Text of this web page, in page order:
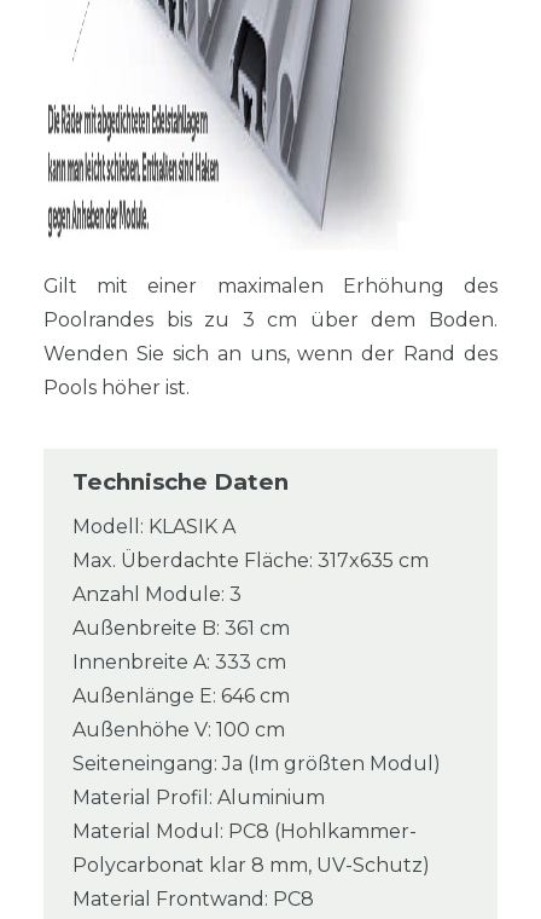
Gilt mit einer maximalen Erhöhung des
Poolrandes bis zu 3 cm über dem Boden.
Wenden Sie sich an uns, wenn der Rand des
Pools höher ist.
Technische Daten
Modell: KLASIK A
Max. Überdachte Fläche: 317x635 cm
Anzahl Module: 3
Außenbreite B: 361 cm
Innenbreite A: 333 cm
Außenlänge E: 646 cm
Außenhöhe V: 100 cm
Seiteneingang: Ja (Im größten Modul)
Material Profil: Aluminium
Material Modul: PC8 (Hohlkammer-
Polycarbonat klar 8 mm, UV-Schutz)
Material Frontwand: PC8